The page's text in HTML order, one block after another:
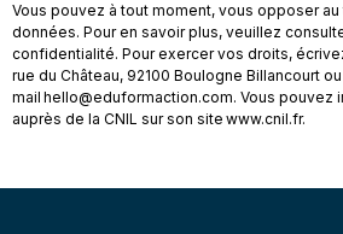
Vous pouvez à tout moment, vous opposer
données. Pour en savoir plus, veuillez
confidentialité. Pour exercer vos droits,
rue du Château, 92100 Boulogne Billancourt
mail hello@eduformaction.com. Vous pouvez
auprès de la CNIL sur son site www.cnil.fr.